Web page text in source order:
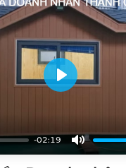
-02:19
Mute
Play